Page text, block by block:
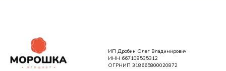
ИП Дробин Олег Владимирович
ИНН 667108535312
ОГРНИП 318665800020872